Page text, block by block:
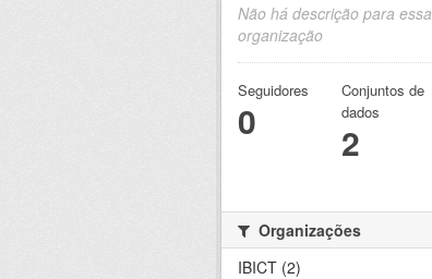
Não há descrição para essa
organização
Seguidores
0
Conjuntos de
dados
2
Organizações
IBICT (2)